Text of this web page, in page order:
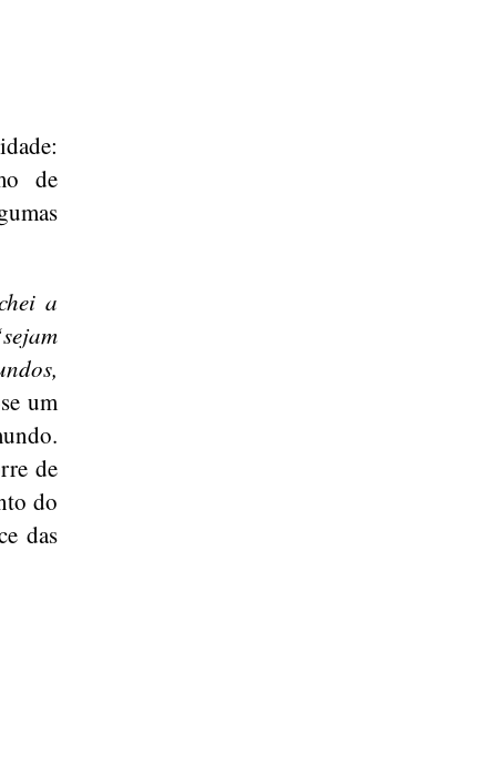
de
a
um
de
do
das